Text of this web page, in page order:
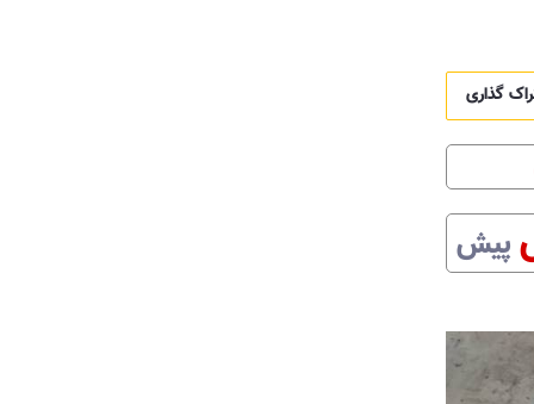
گذاری
پیش